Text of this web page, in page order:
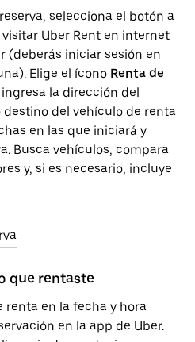
selecciona el botón a
Uber Rent en internet
(deberás iniciar sesión en
Elige el ícono Renta de
ingresa la dirección del
del vehículo de renta
en las que iniciará y
Busca vehículos, compara
y, si es necesario, incluye
que rentaste
renta en la fecha y hora
en la app de Uber.